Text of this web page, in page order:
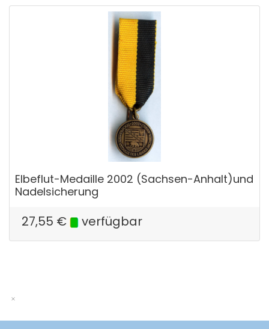
Elbeflut-Medaille 2002 (Sachsen-Anhalt)und
Nadelsicherung
27,55 € verfügbar